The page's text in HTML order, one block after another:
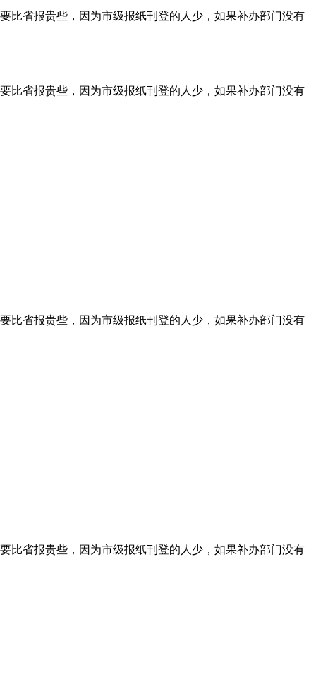
比省报贵些，因为市级报纸刊登的人少，如果补办部门没有
比省报贵些，因为市级报纸刊登的人少，如果补办部门没有
比省报贵些，因为市级报纸刊登的人少，如果补办部门没有
比省报贵些，因为市级报纸刊登的人少，如果补办部门没有